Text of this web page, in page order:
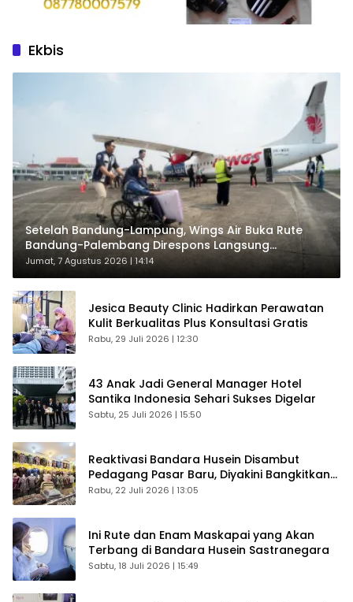
Ekbis
Setelah Bandung-Lampung, Wings Air Buka Rute
Bandung-Palembang Direspons Langsung
Penumpang
Jumat, 7 Agustus 2026 | 14:14
Jesica Beauty Clinic Hadirkan Perawatan
Kulit Berkualitas Plus Konsultasi Gratis
Rabu, 29 Juli 2026 | 12:30
43 Anak Jadi General Manager Hotel
Santika Indonesia Sehari Sukses Digelar
Sabtu, 25 Juli 2026 | 15:50
Reaktivasi Bandara Husein Disambut
Pedagang Pasar Baru, Diyakini Bangkitkan
Kembali Ekonomi Bandung
Rabu, 22 Juli 2026 | 13:05
Ini Rute dan Enam Maskapai yang Akan
Terbang di Bandara Husein Sastranegara
Sabtu, 18 Juli 2026 | 15:49